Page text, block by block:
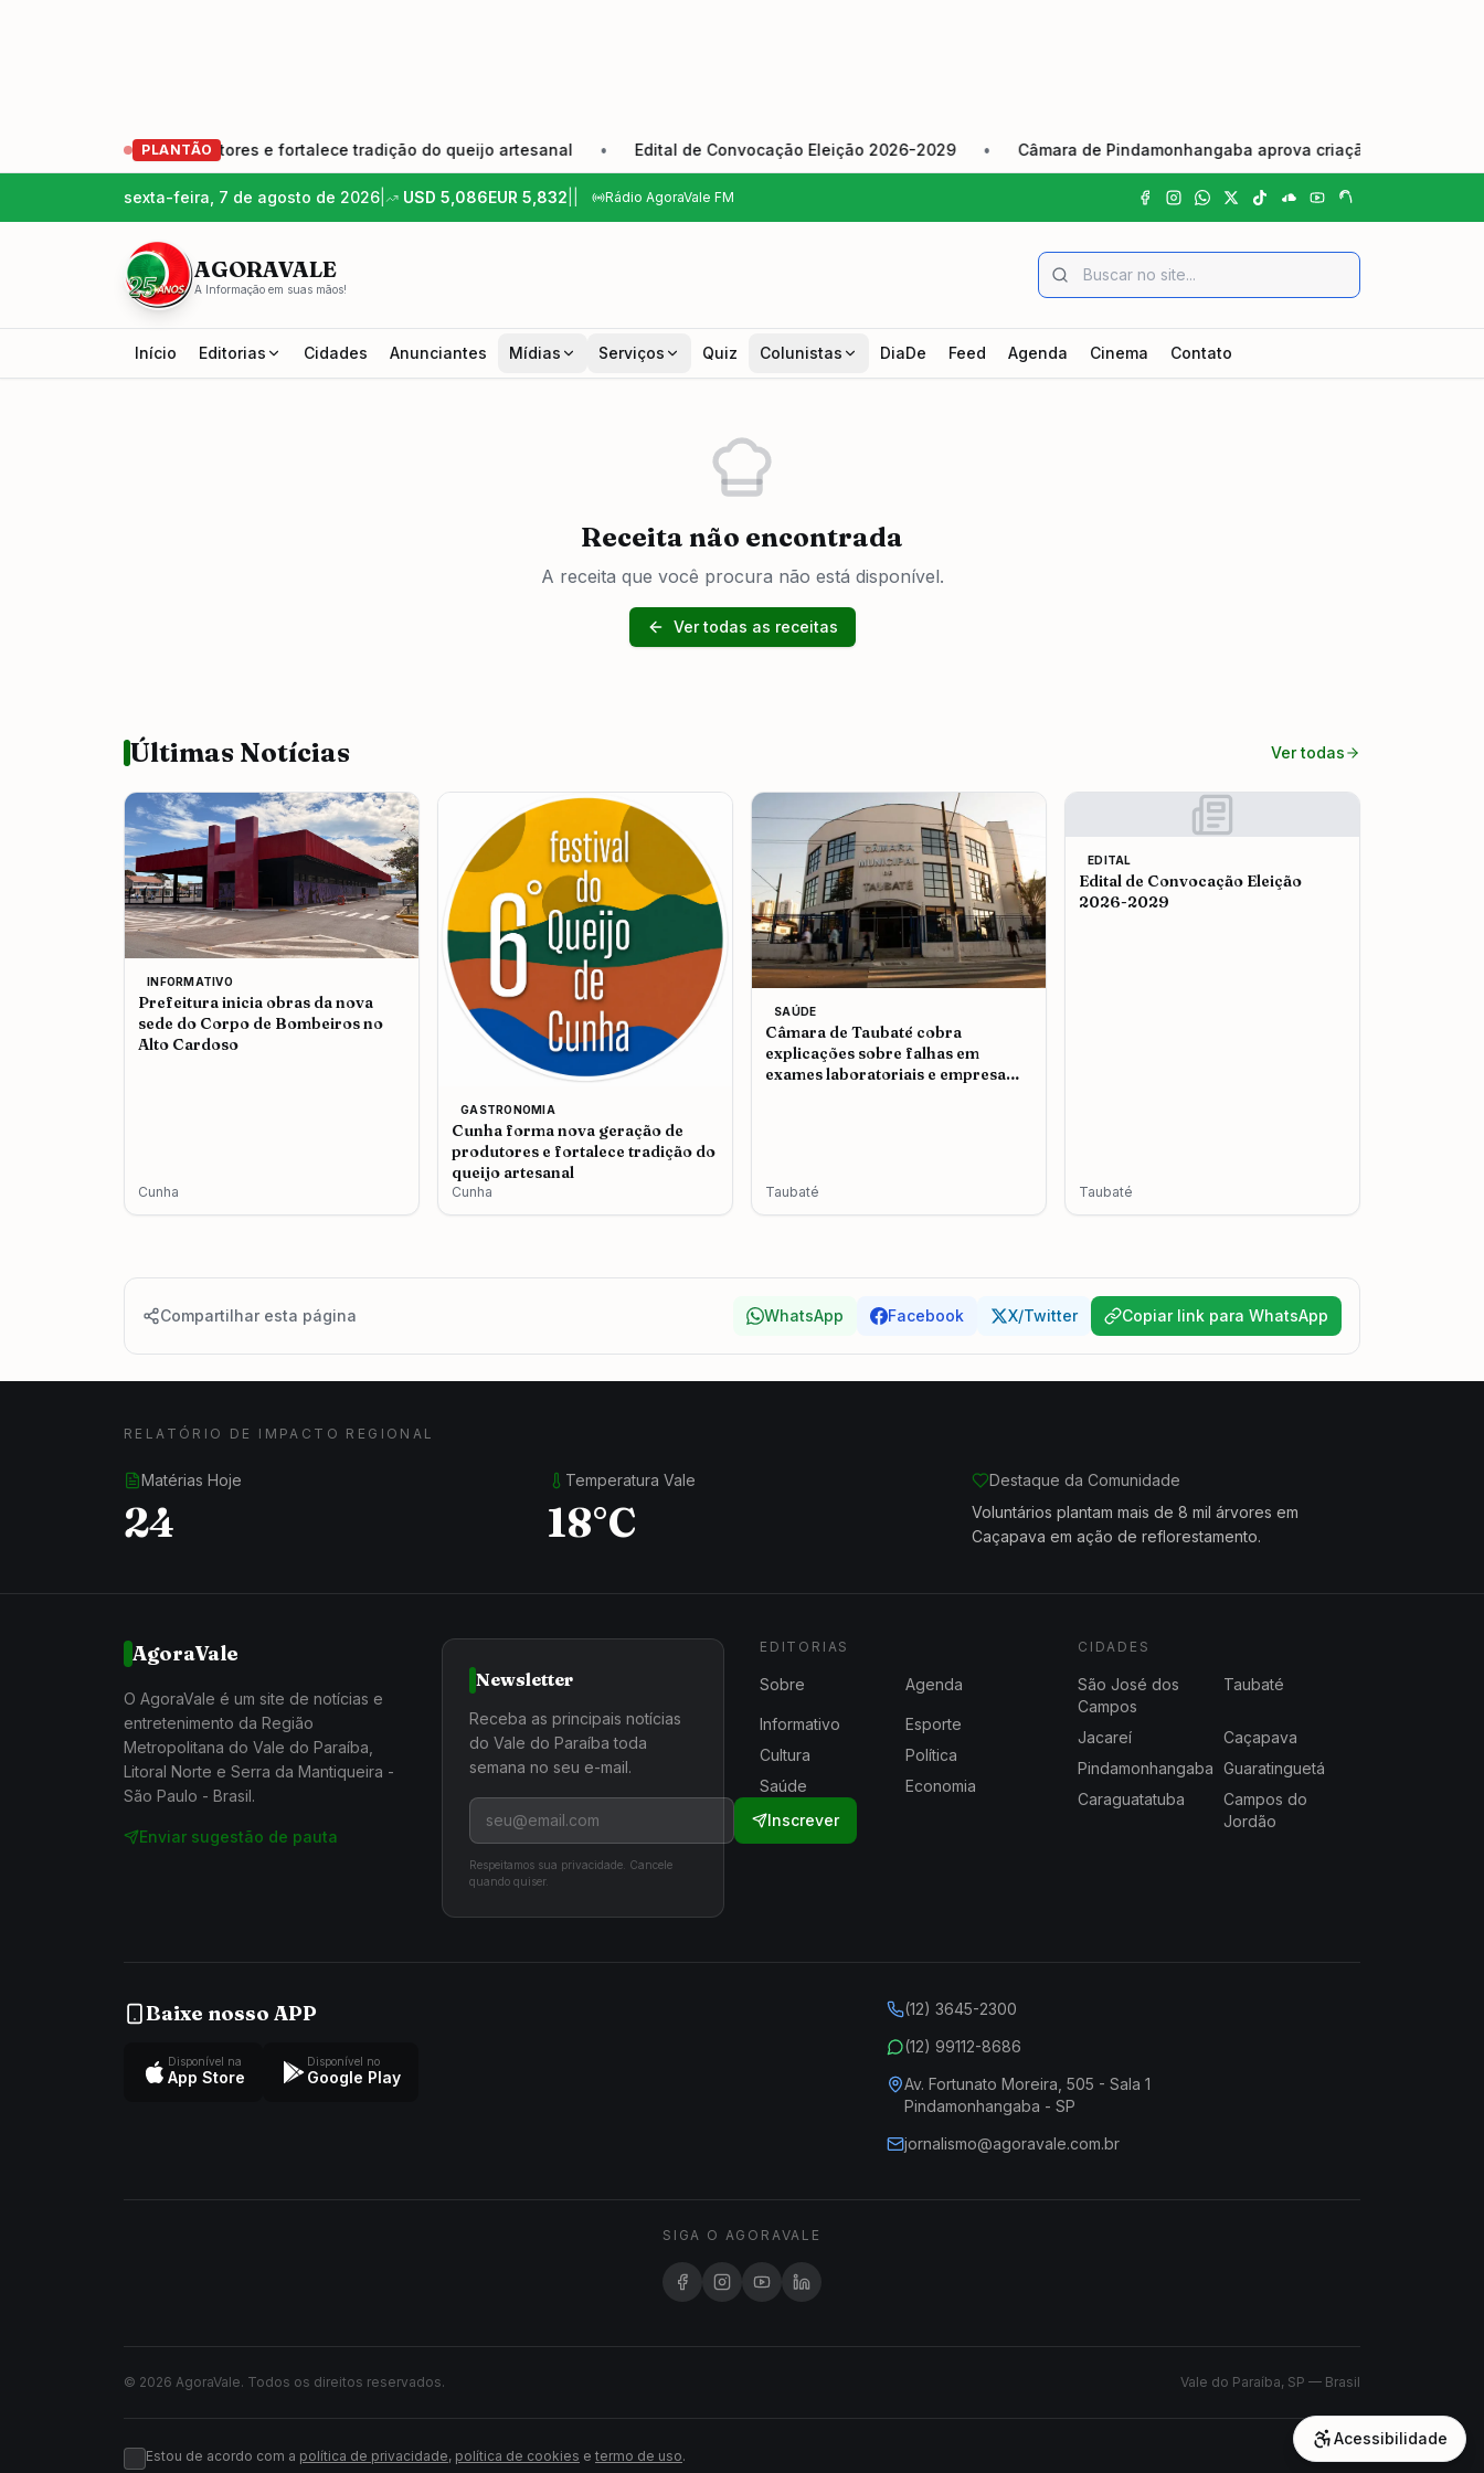
PLANTÃO
geração de produtores e fortalece tradição do queijo artesanal • Edital de Convocação Eleição 2026-2029 • Câmara de Pindamonhangaba aprova criação do Dia Municipal
sexta-feira, 7 de agosto de 2026 USD 5,086EUR 5,832 Rádio AgoraVale FM
AGORAVALE
A Informação em suas mãos!
Início Editorias Cidades Anunciantes Mídias Serviços Quiz Colunistas DiaDe Feed Agenda Cinema Contato
Receita não encontrada
A receita que você procura não está disponível.
Ver todas as receitas
Últimas Notícias Ver todas
INFORMATIVO
Prefeitura inicia obras da nova
sede do Corpo de Bombeiros no
Alto Cardoso
Cunha
GASTRONOMIA
Cunha forma nova geração de
produtores e fortalece tradição do
queijo artesanal
Cunha
SAÚDE
Câmara de Taubaté cobra
explicações sobre falhas em
exames laboratoriais e empresa
Taubaté
EDITAL
Edital de Convocação Eleição
2026-2029
Taubaté
Compartilhar esta página WhatsApp Facebook X/Twitter Copiar link para WhatsApp
RELATÓRIO DE IMPACTO REGIONAL
Matérias Hoje
24
Temperatura Vale
18°C
Destaque da Comunidade
Voluntários plantam mais de 8 mil árvores em
Caçapava em ação de reflorestamento.
AgoraVale
O AgoraVale é um site de notícias e
entretenimento da Região
Metropolitana do Vale do Paraíba,
Litoral Norte e Serra da Mantiqueira -
São Paulo - Brasil.
Enviar sugestão de pauta
Newsletter
Receba as principais notícias
do Vale do Paraíba toda
semana no seu e-mail.
Inscrever
Respeitamos sua privacidade. Cancele
quando quiser.
EDITORIAS
Sobre Agenda
Informativo
Esporte
Cultura
Política
Saúde
Economia
CIDADES
São José dos
Campos
Taubaté
Jacareí
Caçapava
Pindamonhangaba Guaratinguetá
Caraguatatuba
Campos do
Jordão
Baixe nosso APP
Disponível na
App Store
Disponível no
Google Play
(12) 3645-2300
(12) 99112-8686
Av. Fortunato Moreira, 505 - Sala 1
Pindamonhangaba - SP
jornalismo@agoravale.com.br
SIGA O AGORAVALE
© 2026 AgoraVale. Todos os direitos reservados. Vale do Paraíba, SP — Brasil
Estou de acordo com a política de privacidade, política de cookies e termo de uso.
Acessibilidade